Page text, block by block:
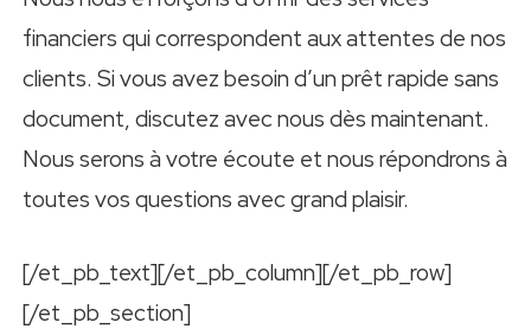
financiers qui correspondent aux attentes de nos
clients. Si vous avez besoin d’un prêt rapide sans
document, discutez avec nous dès maintenant.
Nous serons à votre écoute et nous répondrons à
toutes vos questions avec grand plaisir.
[/et_pb_text][/et_pb_column][/et_pb_row]
[/et_pb_section]